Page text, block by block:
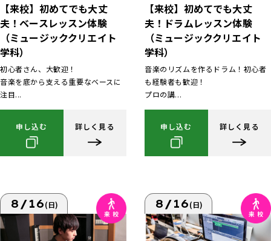
【来校】初めてでも大丈
夫！ベースレッスン体験
（ミュージッククリエイト
学科）
初心者さん、大歓迎！
音楽を底から支える重要なベースに
注目...
申し込む 詳しく見る
【来校】初めてでも大丈
夫！ドラムレッスン体験
（ミュージッククリエイト
学科）
音楽のリズムを作るドラム！初心者
も経験者も歓迎！
プロの講...
申し込む 詳しく見る
8/16(日) 8/16(日)